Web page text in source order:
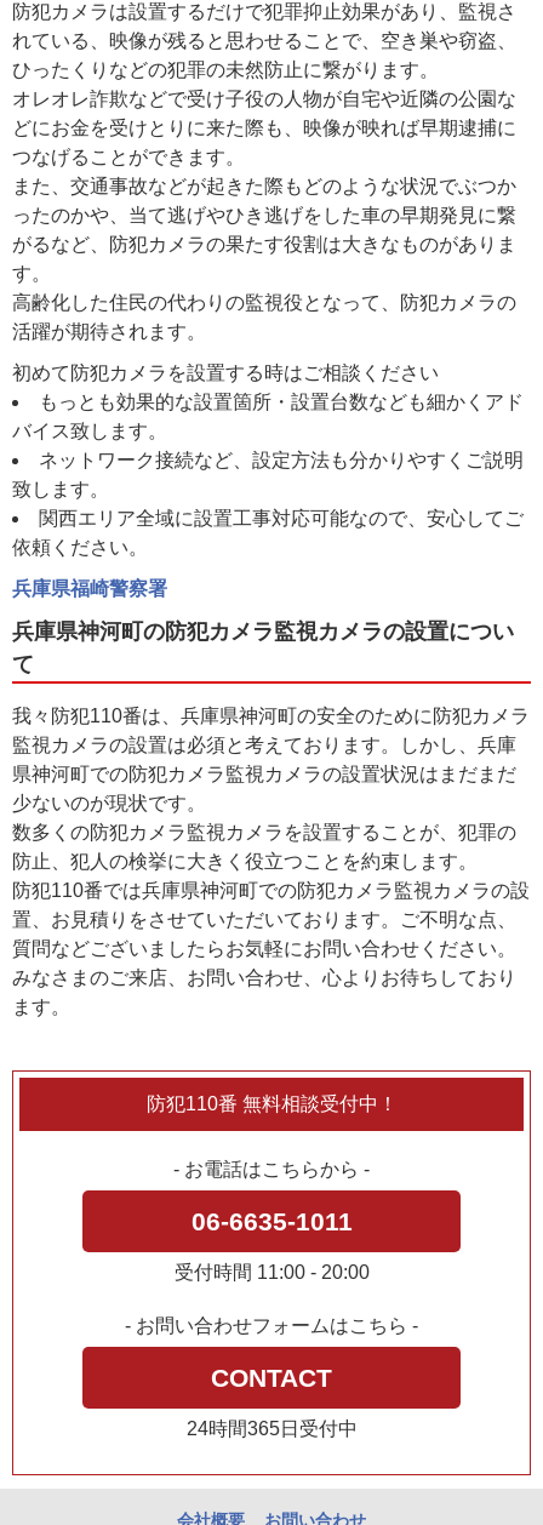
防犯カメラは設置するだけで犯罪抑止効果があり、監視さ
れている、映像が残ると思わせることで、空き巣や窃盗、
ひったくりなどの犯罪の未然防止に繋がります。
オレオレ詐欺などで受け子役の人物が自宅や近隣の公園な
どにお金を受けとりに来た際も、映像が映れば早期逮捕に
つなげることができます。
また、交通事故などが起きた際もどのような状況でぶつか
ったのかや、当て逃げやひき逃げをした車の早期発見に繋
がるなど、防犯カメラの果たす役割は大きなものがありま
す。
高齢化した住民の代わりの監視役となって、防犯カメラの
活躍が期待されます。
初めて防犯カメラを設置する時はご相談ください
もっとも効果的な設置箇所・設置台数なども細かくアド
バイス致します。
ネットワーク接続など、設定方法も分かりやすくご説明
致します。
関西エリア全域に設置工事対応可能なので、安心してご
依頼ください。
兵庫県福崎警察署
兵庫県神河町の防犯カメラ監視カメラの設置につい
て
我々防犯110番は、兵庫県神河町の安全のために防犯カメラ
監視カメラの設置は必須と考えております。しかし、兵庫
県神河町での防犯カメラ監視カメラの設置状況はまだまだ
少ないのが現状です。
数多くの防犯カメラ監視カメラを設置することが、犯罪の
防止、犯人の検挙に大きく役立つことを約束します。
防犯110番では兵庫県神河町での防犯カメラ監視カメラの設
置、お見積りをさせていただいております。ご不明な点、
質問などございましたらお気軽にお問い合わせください。
みなさまのご来店、お問い合わせ、心よりお待ちしており
ます。
防犯110番 無料相談受付中！
- お電話はこちらから -
06-6635-1011
受付時間 11:00 - 20:00
- お問い合わせフォームはこちら -
CONTACT
24時間365日受付中
会社概要 お問い合わせ